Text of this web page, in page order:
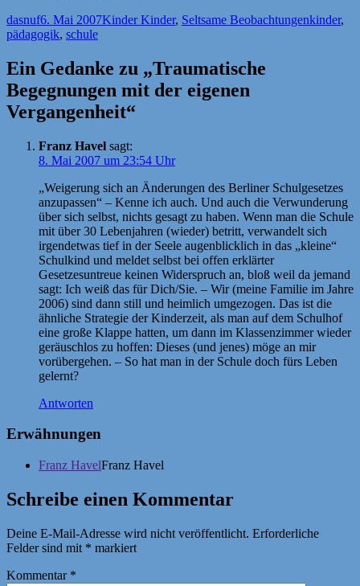
Autor
dasnufVeröffentlicht
am
6. Mai 2007Kategorien
Kinder Kinder, Seltsame Beobachtungenkinder,
pädagogik, schule
Ein Gedanke zu „Traumatische
Begegnungen mit der eigenen
Vergangenheit“
Franz Havel sagt:
8. Mai 2007 um 23:54 Uhr
„Weigerung sich an Änderungen des Berliner Schulgesetzes
anzupassen“ – Kenne ich auch. Und auch die Verwunderung
über sich selbst, nichts gesagt zu haben. Wenn man die Schule
mit über 30 Lebenjahren (wieder) betritt, verwandelt sich
irgendetwas tief in der Seele augenblicklich in das „kleine“
Schulkind und meldet selbst bei offen erklärter
Gesetzesuntreue keinen Widerspruch an, bloß weil da jemand
sagt: Ich weiß das für Dich/Sie. – Wir (meine Familie im Jahre
2006) sind dann still und heimlich umgezogen. Das ist die
ähnliche Strategie der Kinderzeit, als man auf dem Schulhof
eine große Klappe hatten, um dann im Klassenzimmer wieder
geräuschlos zu hoffen: Dieses (und jenes) möge an mir
vorübergehen. – So hat man in der Schule doch fürs Leben
gelernt?
Antworten
Erwähnungen
Franz HavelFranz Havel
Schreibe einen Kommentar
Deine E-Mail-Adresse wird nicht veröffentlicht. Erforderliche
Felder sind mit * markiert
Kommentar *